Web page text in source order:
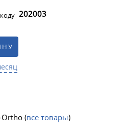
202003
Ortho (все товары)